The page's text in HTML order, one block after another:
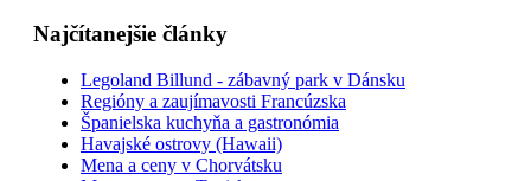
Najčítanejšie články
Legoland Billund - zábavný park v Dánsku
Regióny a zaujímavosti Francúzska
Španielska kuchyňa a gastronómia
Havajské ostrovy (Hawaii)
Mena a ceny v Chorvátsku